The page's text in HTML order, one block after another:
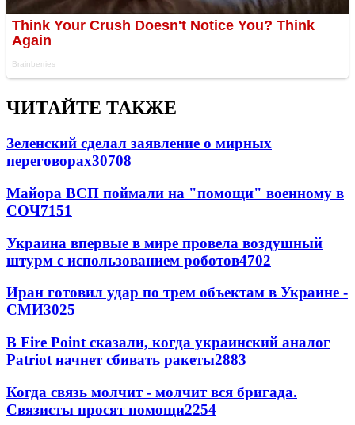
ЧИТАЙТЕ ТАКЖЕ
Зеленский сделал заявление о мирных
переговорах30708
Майора ВСП поймали на "помощи" военному в
СОЧ7151
Украина впервые в мире провела воздушный
штурм с использованием роботов4702
Иран готовил удар по трем объектам в Украине -
СМИ3025
В Fire Point сказали, когда украинский аналог
Patriot начнет сбивать ракеты2883
Когда связь молчит - молчит вся бригада.
Связисты просят помощи2254